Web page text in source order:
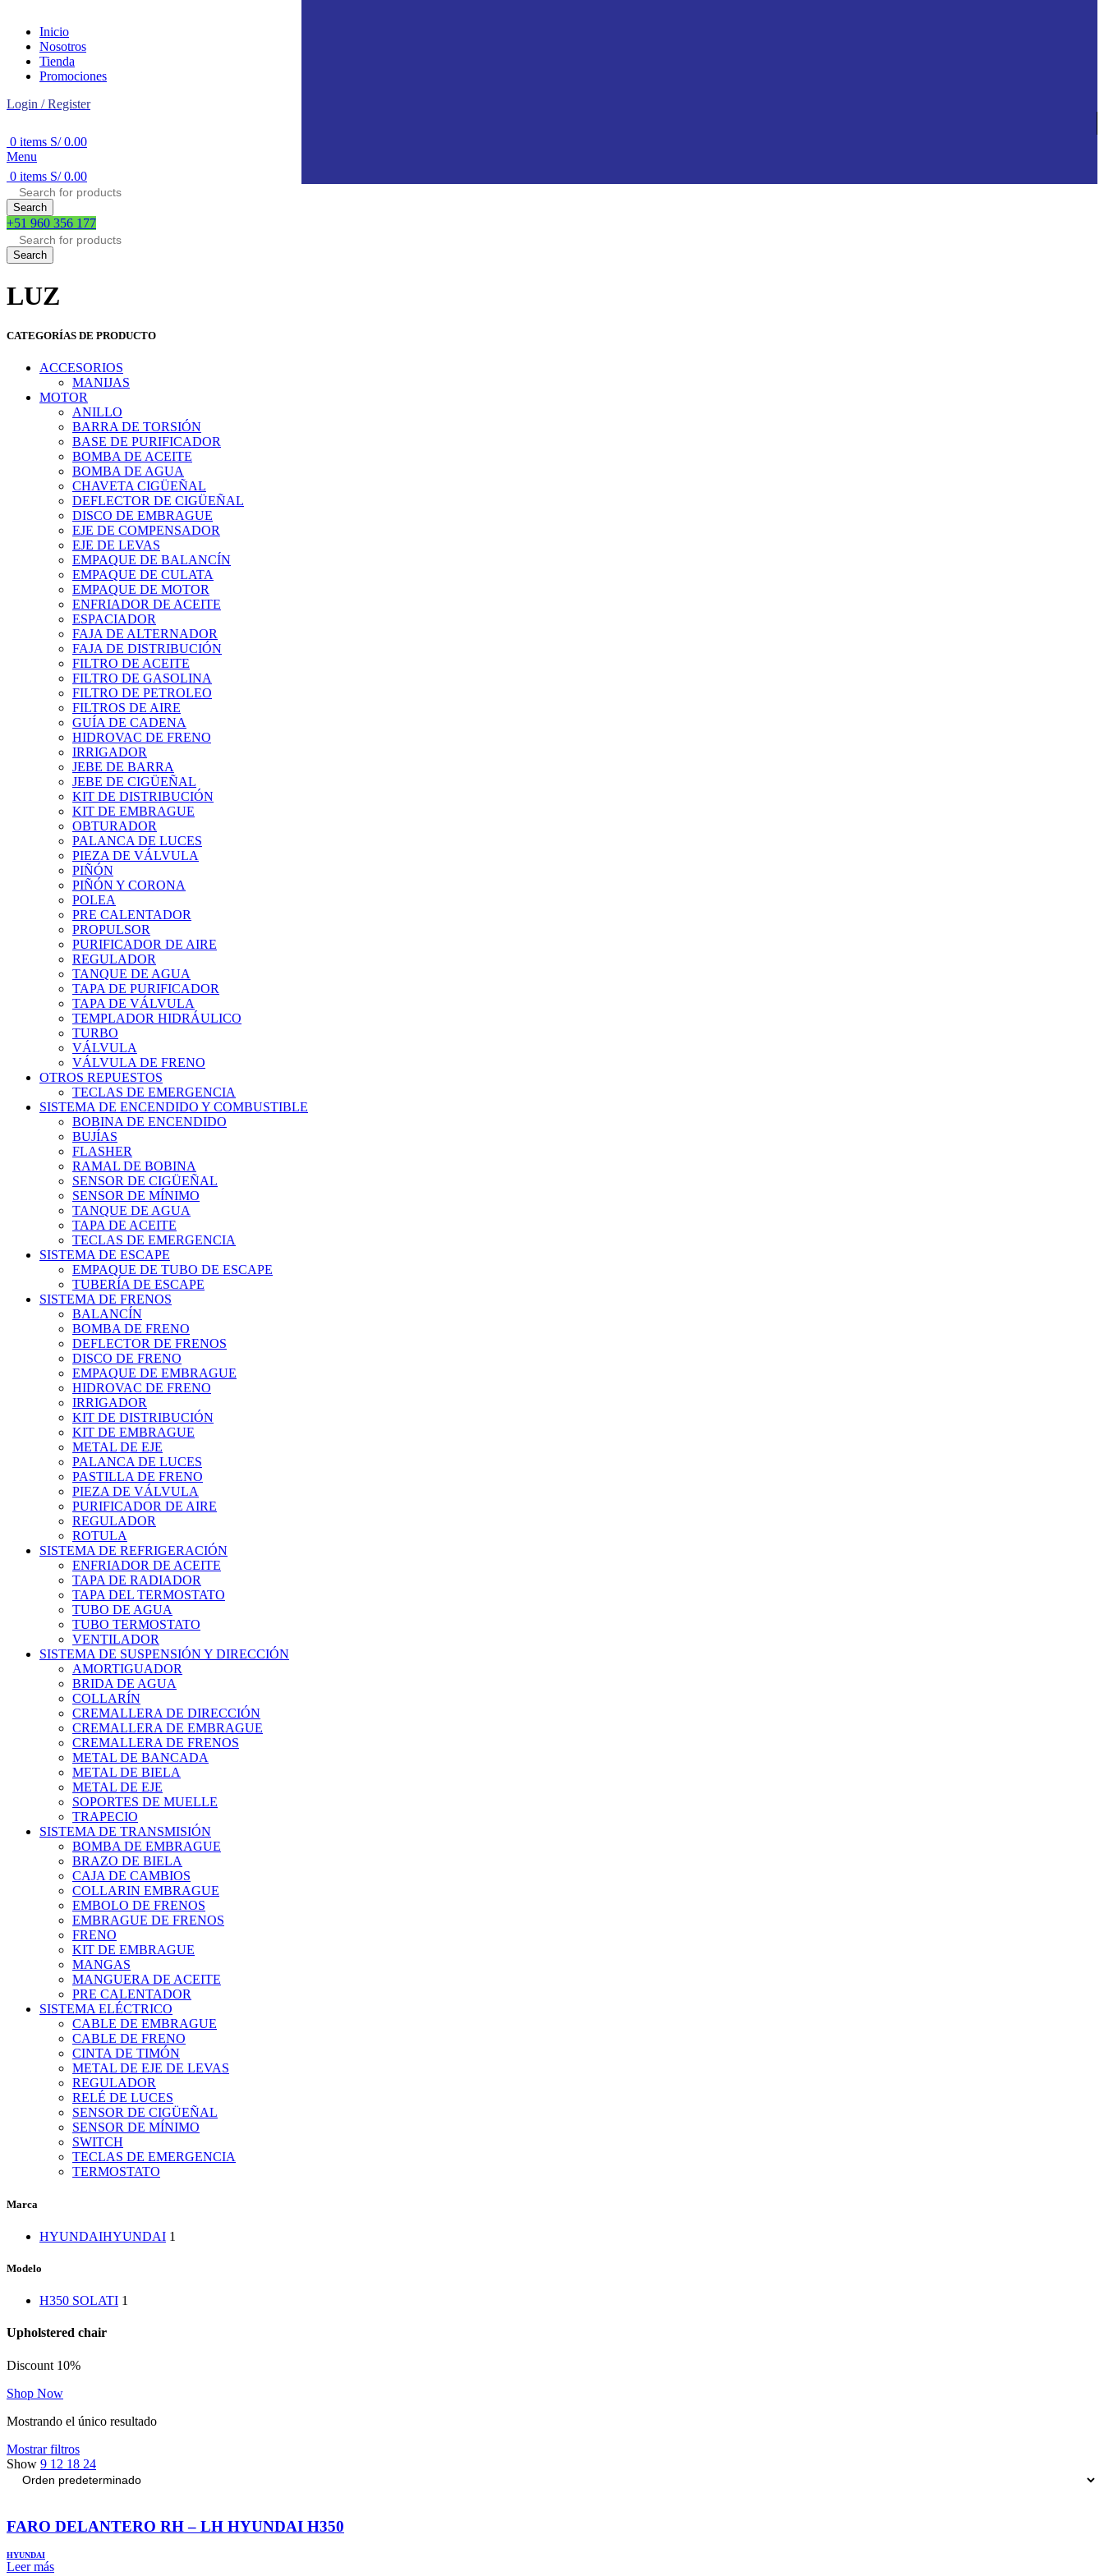
Inicio
Nosotros
Tienda
Promociones
Login / Register
0 items S/0.00
Menu
0 items S/0.00
Search
+51 960 356 177
Search
LUZ
CATEGORÍAS DE PRODUCTO
ACCESORIOS
MANIJAS
MOTOR
ANILLO
BARRA DE TORSIÓN
BASE DE PURIFICADOR
BOMBA DE ACEITE
BOMBA DE AGUA
CHAVETA CIGÜEÑAL
DEFLECTOR DE CIGÜEÑAL
DISCO DE EMBRAGUE
EJE DE COMPENSADOR
EJE DE LEVAS
EMPAQUE DE BALANCÍN
EMPAQUE DE CULATA
EMPAQUE DE MOTOR
ENFRIADOR DE ACEITE
ESPACIADOR
FAJA DE ALTERNADOR
FAJA DE DISTRIBUCIÓN
FILTRO DE ACEITE
FILTRO DE GASOLINA
FILTRO DE PETROLEO
FILTROS DE AIRE
GUÍA DE CADENA
HIDROVAC DE FRENO
IRRIGADOR
JEBE DE BARRA
JEBE DE CIGÜEÑAL
KIT DE DISTRIBUCIÓN
KIT DE EMBRAGUE
OBTURADOR
PALANCA DE LUCES
PIEZA DE VÁLVULA
PIÑÓN
PIÑÓN Y CORONA
POLEA
PRE CALENTADOR
PROPULSOR
PURIFICADOR DE AIRE
REGULADOR
TANQUE DE AGUA
TAPA DE PURIFICADOR
TAPA DE VÁLVULA
TEMPLADOR HIDRÁULICO
TURBO
VÁLVULA
VÁLVULA DE FRENO
OTROS REPUESTOS
TECLAS DE EMERGENCIA
SISTEMA DE ENCENDIDO Y COMBUSTIBLE
BOBINA DE ENCENDIDO
BUJÍAS
FLASHER
RAMAL DE BOBINA
SENSOR DE CIGÜEÑAL
SENSOR DE MÍNIMO
TANQUE DE AGUA
TAPA DE ACEITE
TECLAS DE EMERGENCIA
SISTEMA DE ESCAPE
EMPAQUE DE TUBO DE ESCAPE
TUBERÍA DE ESCAPE
SISTEMA DE FRENOS
BALANCÍN
BOMBA DE FRENO
DEFLECTOR DE FRENOS
DISCO DE FRENO
EMPAQUE DE EMBRAGUE
HIDROVAC DE FRENO
IRRIGADOR
KIT DE DISTRIBUCIÓN
KIT DE EMBRAGUE
METAL DE EJE
PALANCA DE LUCES
PASTILLA DE FRENO
PIEZA DE VÁLVULA
PURIFICADOR DE AIRE
REGULADOR
ROTULA
SISTEMA DE REFRIGERACIÓN
ENFRIADOR DE ACEITE
TAPA DE RADIADOR
TAPA DEL TERMOSTATO
TUBO DE AGUA
TUBO TERMOSTATO
VENTILADOR
SISTEMA DE SUSPENSIÓN Y DIRECCIÓN
AMORTIGUADOR
BRIDA DE AGUA
COLLARÍN
CREMALLERA DE DIRECCIÓN
CREMALLERA DE EMBRAGUE
CREMALLERA DE FRENOS
METAL DE BANCADA
METAL DE BIELA
METAL DE EJE
SOPORTES DE MUELLE
TRAPECIO
SISTEMA DE TRANSMISIÓN
BOMBA DE EMBRAGUE
BRAZO DE BIELA
CAJA DE CAMBIOS
COLLARIN EMBRAGUE
EMBOLO DE FRENOS
EMBRAGUE DE FRENOS
FRENO
KIT DE EMBRAGUE
MANGAS
MANGUERA DE ACEITE
PRE CALENTADOR
SISTEMA ELÉCTRICO
CABLE DE EMBRAGUE
CABLE DE FRENO
CINTA DE TIMÓN
METAL DE EJE DE LEVAS
REGULADOR
RELÉ DE LUCES
SENSOR DE CIGÜEÑAL
SENSOR DE MÍNIMO
SWITCH
TECLAS DE EMERGENCIA
TERMOSTATO
Marca
HYUNDAIHYUNDAI 1
Modelo
H350 SOLATI 1
Upholstered chair
Discount 10%
Shop Now
Mostrando el único resultado
Mostrar filtros
Show 9 12 18 24
FARO DELANTERO RH – LH HYUNDAI H350
HYUNDAI
Leer más